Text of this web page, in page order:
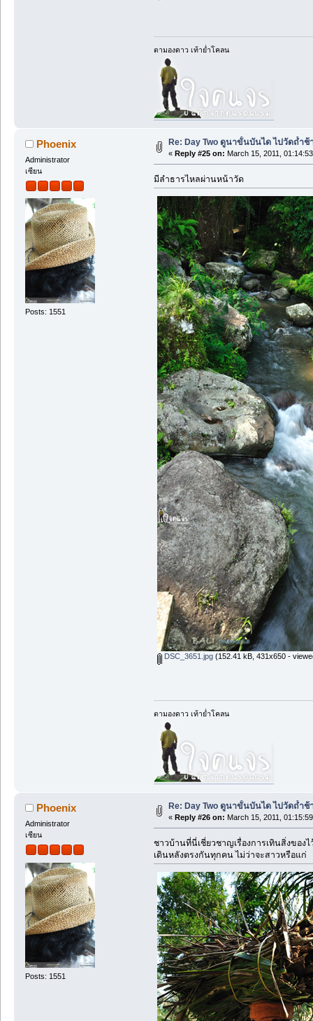
ตามองดาว เท้าย่ำโคลน
Phoenix
Administrator
เซียน
Posts: 1551
Re: Day Two ดูนาขั้นบันได ไปวัดถ้ำ
« Reply #25 on: March 15, 2011,
มีลำธารไหลผ่านหน้าวัด
DSC_3651.jpg(152.41 kB, 431x650 -
ตามองดาว เท้าย่ำโคลน
Phoenix
Administrator
เซียน
Posts: 1551
Re: Day Two ดูนาขั้นบันได ไปวัดถ้ำ
« Reply #26 on: March 15, 2011,
ชาวบ้านที่นี่เชี่ยวชาญเรื่องการเทินสิ่งของ
เดินหลังตรงกันทุกคน ไม่ว่าจะสาวหรือแก่